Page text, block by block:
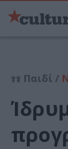
Παιδί /